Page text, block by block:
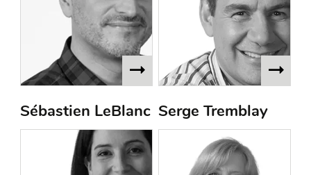
Sébastien LeBlanc Serge Tremblay